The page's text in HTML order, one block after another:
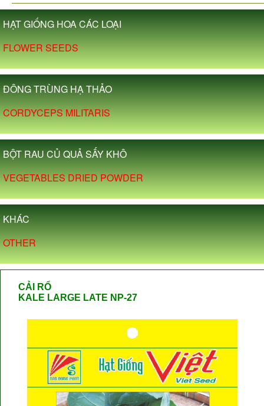
HẠT GIỐNG HOA CÁC LOẠI
FLOWER SEEDS
ĐÔNG TRÙNG HẠ THẢO
CORDYCEPS MILITARIS
BỘT RAU CỦ QUẢ SẤY KHÔ
VEGETABLES DRIED POWDER
KHÁC
OTHER
CẢI RỔ
KALE LARGE LATE NP-27